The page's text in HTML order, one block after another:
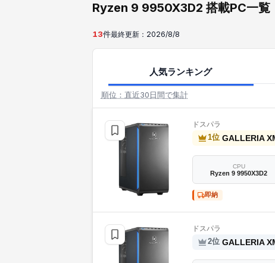
Ryzen 9 9950X3D2 搭載PC一覧
13件最終更新： 2026/8/8
人気ランキング
順位：直近30日間で集計
ドスパラ
1位
CPU
Ryzen 9 9950X3D2
即納
ドスパラ
2位